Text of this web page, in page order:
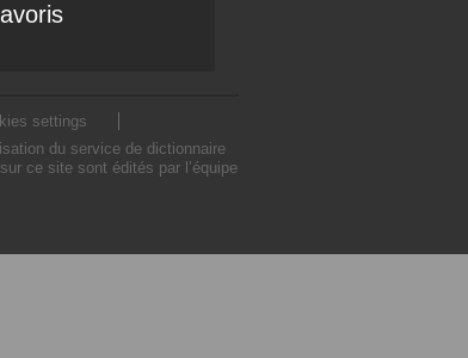
settings
du service de dictionnaire
ce site sont édités par l’équipe